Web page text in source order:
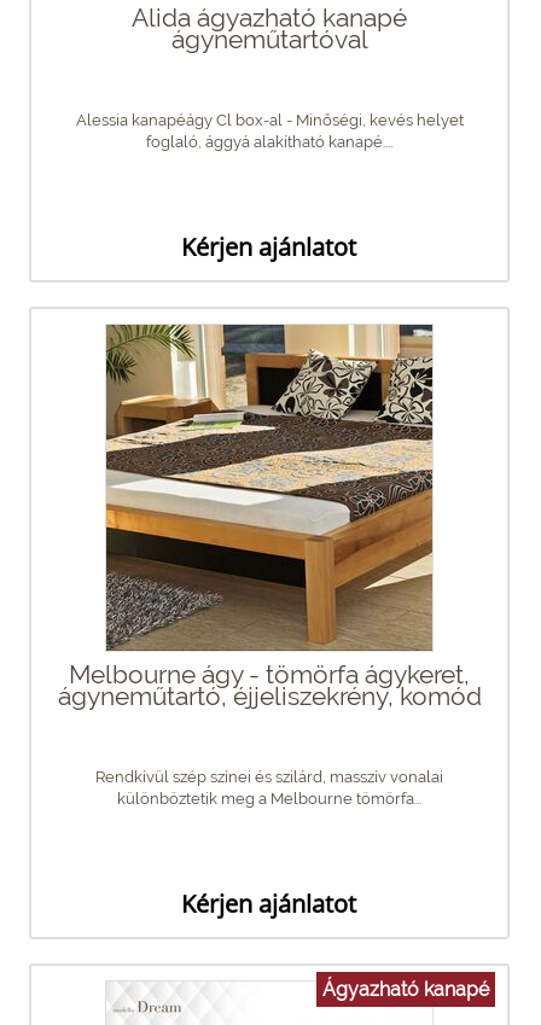
Alida ágyazható kanapé
ágyneműtartóval
Alessia kanapéágy Cl box-al - Minőségi, kevés helyet
foglaló, ággyá alakítható kanapé....
Kérjen ajánlatot
Melbourne ágy - tömörfa ágykeret,
ágyneműtartó, éjjeliszekrény, komód
Rendkívül szép színei és szilárd, masszív vonalai
különböztetik meg a Melbourne tömörfa...
Kérjen ajánlatot
Ágyazható kanapé